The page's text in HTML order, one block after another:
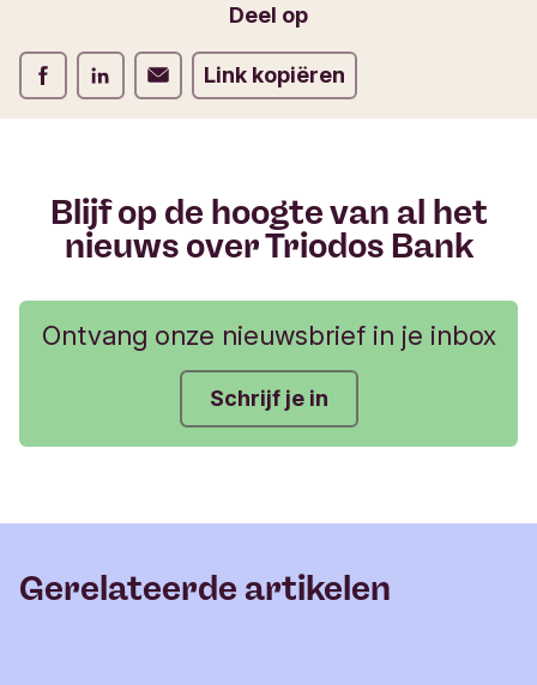
u
i
Deel op
Deel op Facebook
Deel op LinkedInDeel op Verstuur per email
Link kopiëren
Blijf op de hoogte van al het
nieuws over Triodos Bank
Ontvang onze nieuwsbrief in je inbox
Schrijf je in
Gerelateerde artikelen